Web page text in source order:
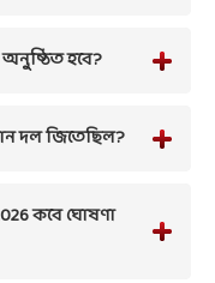
অনুষ্ঠিত হবে?
দল জিতেছিল?
কবে ঘোষণা